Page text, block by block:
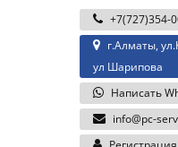
+7(727)354-
г.Алматы,
ул Шарипова
Написать
info@pc-